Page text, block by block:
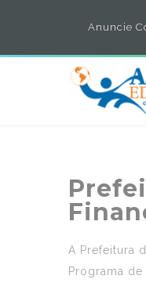
Anuncie
A Prefeitura
Programa